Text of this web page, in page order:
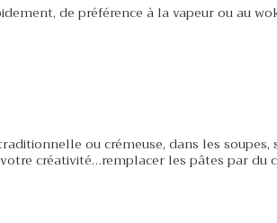
de préférence à la vapeur ou au
ou crémeuse, dans les soupes,
créativité…remplacer les pâtes par du